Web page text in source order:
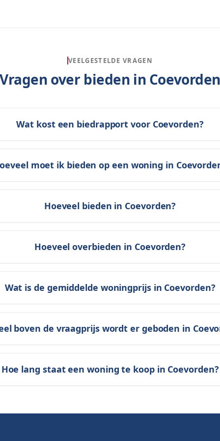
VEELGESTELDE VRAGEN
Vragen over bieden in Coevorden
Wat kost een biedrapport voor Coevorden?
moet ik bieden op een woning in
Hoeveel bieden in Coevorden?
Hoeveel overbieden in Coevorden?
Wat is de gemiddelde woningprijs in Coevorden?
boven de vraagprijs wordt er geboden in
Hoe lang staat een woning te koop in Coevorden?